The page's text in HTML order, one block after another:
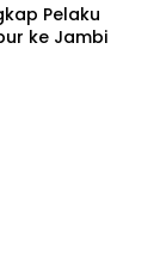
Pelaku
ke Jambi